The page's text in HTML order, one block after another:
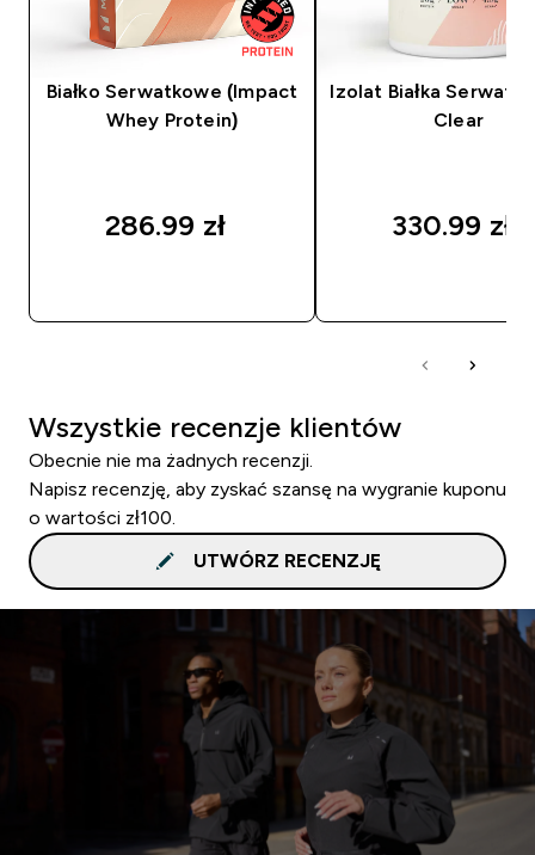
Białko Serwatkowe (Impact
Whey Protein)
286.99 zł‎
Izolat Białka
Clear
330.99 zł‎
Wszystkie recenzje klientów
Obecnie nie ma żadnych recenzji.
Napisz recenzję, aby zyskać szansę na wygranie kuponu
o wartości zł100.
UTWÓRZ RECENZJĘ